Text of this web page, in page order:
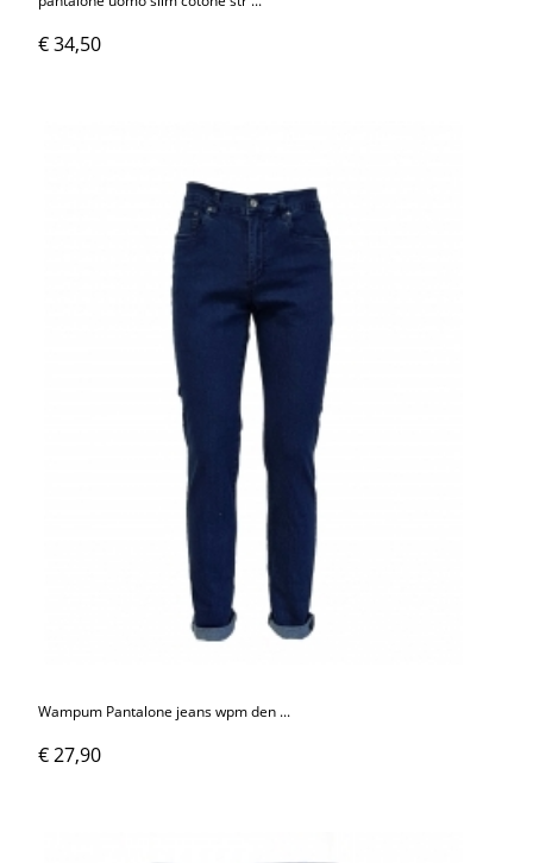
€ 34,50
Wampum Pantalone jeans wpm den ...
€ 27,90